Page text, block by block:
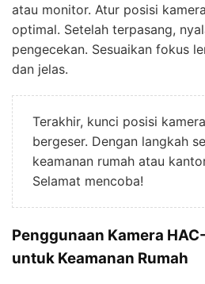
atau monitor. Atur posisi
optimal. Setelah terpasang,
pengecekan. Sesuaikan fokus
dan jelas.
Terakhir, kunci posisi
bergeser. Dengan langkah
keamanan rumah atau
Selamat mencoba!
Penggunaan Kamera
untuk Keamanan Rumah